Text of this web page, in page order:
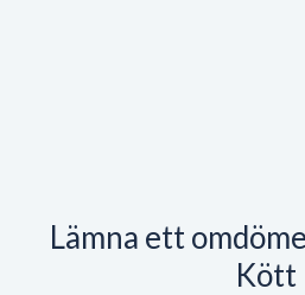
Lämna ett
Kött